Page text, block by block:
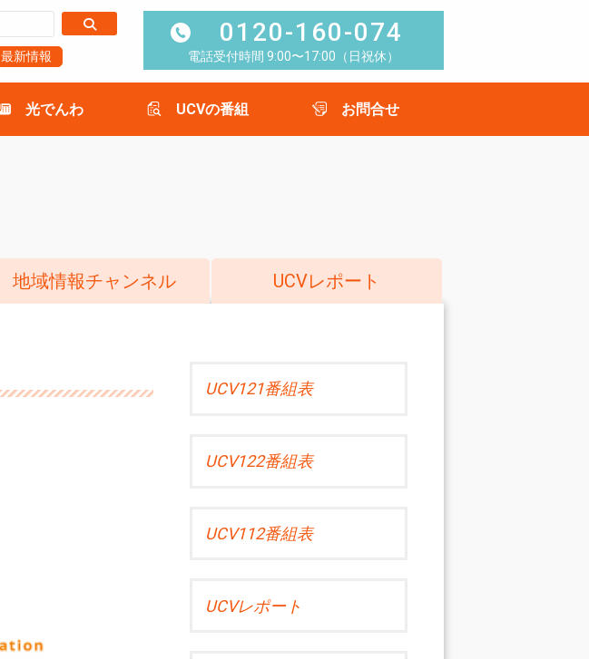
最新情報
0120-160-074
電話受付時間 9:00〜17:00（日祝休）
光でんわ UCVの番組 お問合せ
地域情報チャンネル UCVレポート
UCV121番組表
UCV122番組表
UCV112番組表
UCVレポート